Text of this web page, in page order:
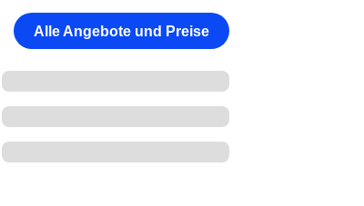
Alle Angebote und Preise